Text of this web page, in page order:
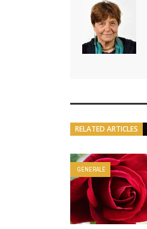
RELATED ARTICLES
GENERALE